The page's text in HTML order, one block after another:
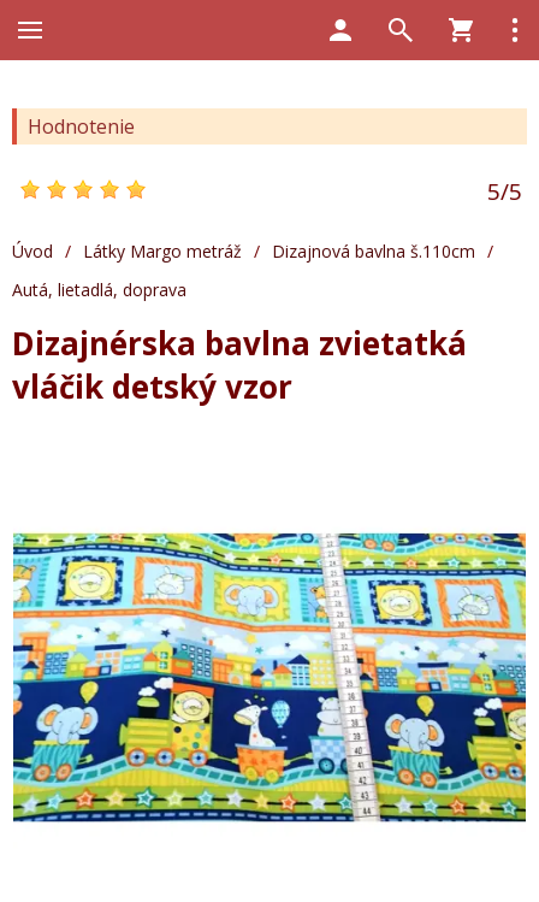
Hodnotenie
5/5
Úvod / Látky Margo metráž / Dizajnová bavlna š.110cm /
Autá, lietadlá, doprava
Dizajnérska bavlna zvietatká
vláčik detský vzor